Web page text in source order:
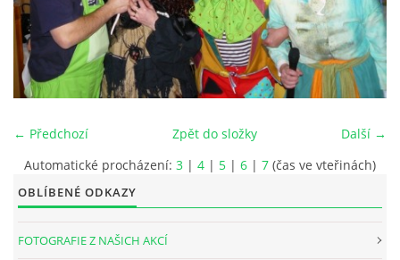
VIDEA
INTERNÍ SEKCE
← Předchozí Další →
Zpět do složky
Automatické procházení: 3 | 4 | 5 | 6 | 7 (čas ve vteřinách)
OBLÍBENÉ ODKAZY
FOTOGRAFIE Z NAŠICH AKCÍ